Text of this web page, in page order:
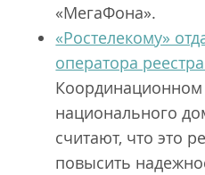
«МегаФона».
«Ростелекому»
оператора
Координационном
национального
считают, что это
повысить